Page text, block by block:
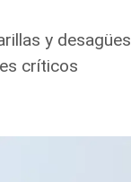
y desagües
críticos